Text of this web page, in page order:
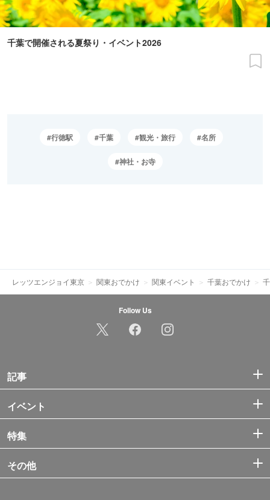
千葉で開催される夏祭り・イベント2026
行徳駅 千葉 観光・旅行 名所
神社・お寺
レッツエンジョイ東京 関東おでかけ 関東イベント 千葉おでかけ
Follow Us
記事
イベント
特集
その他